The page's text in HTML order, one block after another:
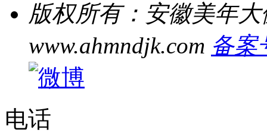
版权所有：安徽美年
www.ahmndjk.com 备案
电话